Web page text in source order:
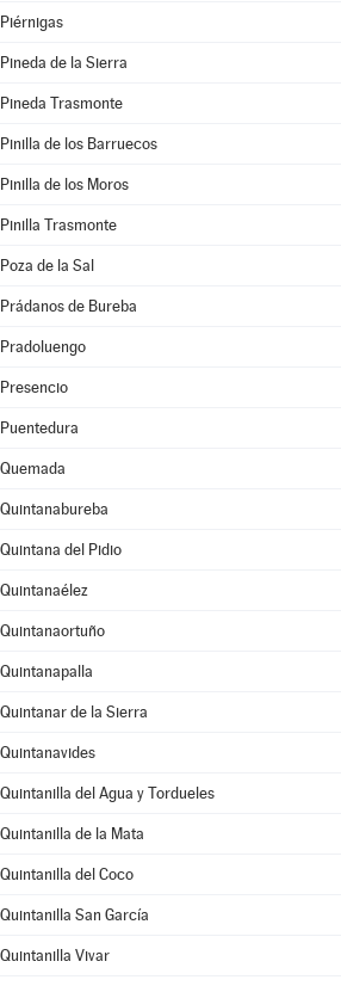
Piérnigas
Pineda de la Sierra
Pineda Trasmonte
Pinilla de los Barruecos
Pinilla de los Moros
Pinilla Trasmonte
Poza de la Sal
Prádanos de Bureba
Pradoluengo
Presencio
Puentedura
Quemada
Quintanabureba
Quintana del Pidio
Quintanaélez
Quintanaortuño
Quintanapalla
Quintanar de la Sierra
Quintanavides
Quintanilla del Agua y Tordueles
Quintanilla de la Mata
Quintanilla del Coco
Quintanilla San García
Quintanilla Vivar